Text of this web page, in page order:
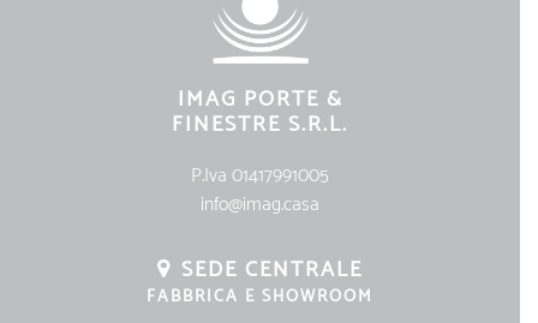
IMAG PORTE &
FINESTRE S.R.L.
P.Iva 01417991005
info@imag.casa
SEDE CENTRALE
FABBRICA E SHOWROOM